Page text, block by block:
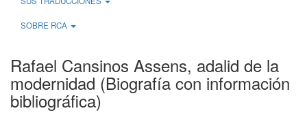
SOBRE RCA
Rafael Cansinos Assens, adalid de la
modernidad (Biografía con información
bibliográfica)